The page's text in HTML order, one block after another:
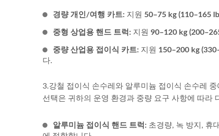
경량 개인/여행 카트: 지원 50–75 kg (110–165
중형 상업용 핸드 트럭: 지원 90–120 kg
중량 산업용 접이식 카트: 지원 150–200 kg
다.
3.강철 접이식 손수레와 알루미늄 접이식 손수레
선택은 귀하의 운영 환경과 중량 요구 사항에 따라
알루미늄 접이식 핸드 트럭: 초경량, 녹 방지, 휴
경량 강철 핸드 트럭 공급업체
핸드 트럭 공급업체 맞춤형 핸
드 트럭. 전문 OEMODM 핸드
대형